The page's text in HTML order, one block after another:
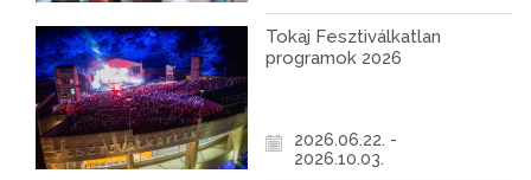
Tokaj Fesztiválkatlan
programok 2026
2026.06.22. -
2026.10.03.